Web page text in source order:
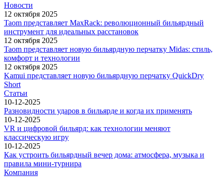
Новости
12 октября 2025
Taom представляет MaxRack: революционный бильярдный
инструмент для идеальных расстановок
12 октября 2025
Taom представляет новую бильярдную перчатку Midas: стиль,
комфорт и технологии
12 октября 2025
Kamui представляет новую бильярдную перчатку QuickDry
Short
Статьи
10-12-2025
Разновидности ударов в бильярде и когда их применять
10-12-2025
VR и цифровой бильярд: как технологии меняют
классическую игру
10-12-2025
Как устроить бильярдный вечер дома: атмосфера, музыка и
правила мини-турнира
Компания